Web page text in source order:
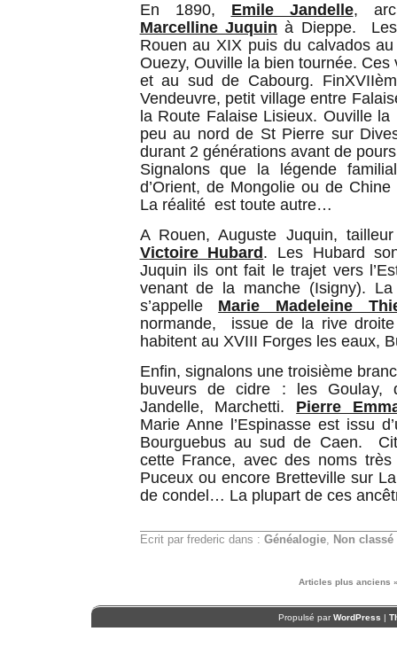
En 1890, Emile Jandelle,
Marcelline Juquin à Dieppe.
Rouen au XIX puis du calvados
Ouezy, Ouville la bien tournée. Ces
et au sud de Cabourg.
Vendeuvre, petit village entre
la Route Falaise Lisieux. Ouville
peu au nord de St Pierre sur
durant 2 générations avant de
Signalons que la légende
d’Orient, de Mongolie ou de
La réalité est toute autre…
A Rouen, Auguste Juquin,
Victoire Hubard . Les Hubard
Juquin ils ont fait le trajet vers
venant de la manche (Isigny).
s’appelle Marie Madeleine
normande, issue de la rive
habitent au XVIII Forges les eaux,
Enfin, signalons une troisième
buveurs de cidre : les Goulay,
Jandelle, Marchetti. Pierre
Marie Anne l’Espinasse est issu
Bourguebus au sud de Caen.
cette France, avec des noms
Puceux ou encore Bretteville sur
de condel… La plupart de ces
Ecrit par frederic dans : Généalogie, Non classé
Articles plus anciens
Propulsé parWordPress |